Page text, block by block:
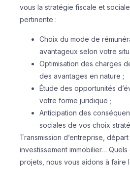
vous la stratégie fiscale et
pertinente :
Choix du mode de
avantageux selon votre
Optimisation des charges
des avantages en nature ;
Étude des opportunités
votre forme juridique ;
Anticipation des
sociales de vos choix
Transmission d’entreprise, départ
investissement immobilier…
projets, nous vous aidons à faire